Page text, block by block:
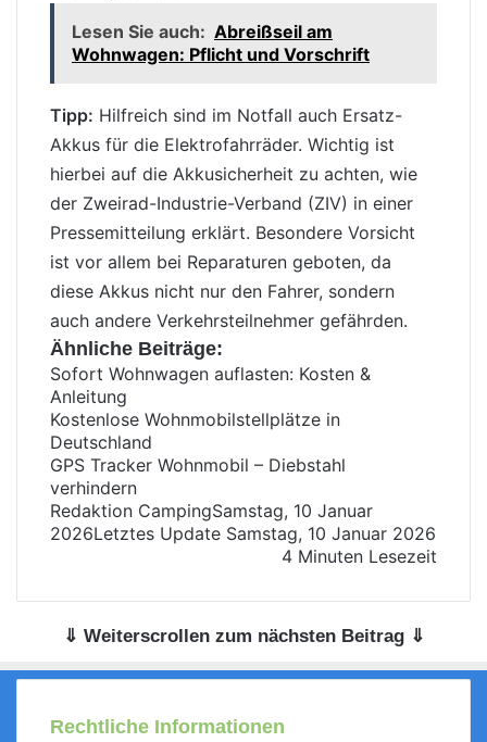
Lesen Sie auch: Abreißseil am
Wohnwagen: Pflicht und Vorschrift
Tipp: Hilfreich sind im Notfall auch Ersatz-
Akkus für die Elektrofahrräder. Wichtig ist
hierbei auf die Akkusicherheit zu achten, wie
der Zweirad-Industrie-Verband (ZIV) in einer
Pressemitteilung erklärt. Besondere Vorsicht
ist vor allem bei Reparaturen geboten, da
diese Akkus nicht nur den Fahrer, sondern
auch andere Verkehrsteilnehmer gefährden.
Ähnliche Beiträge:
Sofort Wohnwagen auflasten: Kosten &
Anleitung
Kostenlose Wohnmobilstellplätze in
Deutschland
GPS Tracker Wohnmobil – Diebstahl
verhindern
Redaktion CampingSamstag, 10 Januar
2026Letztes Update Samstag, 10 Januar 2026
4 Minuten Lesezeit
⇓ Weiterscrollen zum nächsten Beitrag ⇓
Rechtliche Informationen